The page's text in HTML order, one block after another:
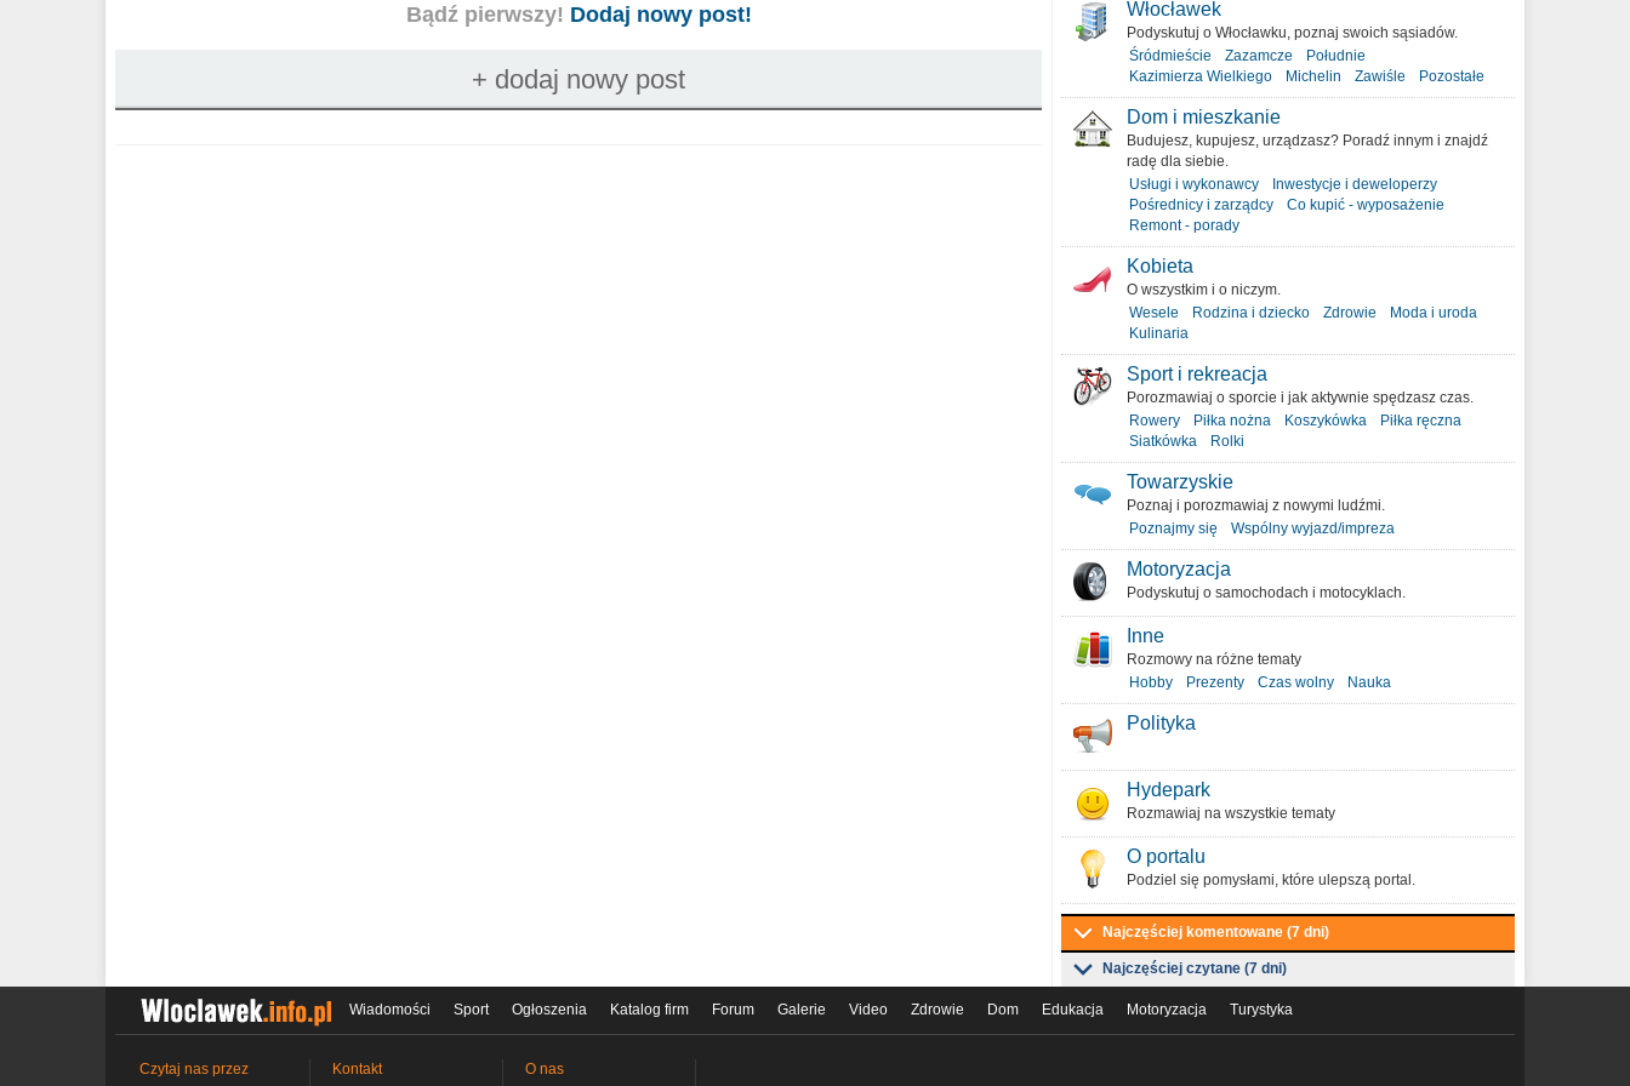
Bądź pierwszy! Dodaj nowy post! Włocławek
Podyskutuj o Włocławku, poznaj swoich sąsiadów.
Śródmieście
Zazamcze
Południe
Kazimierza Wielkiego
Michelin Zawiśle Pozostałe
Dom i mieszkanie
Budujesz, kupujesz, urządzasz? Poradź innym i znajdź
radę dla siebie.
Usługi i wykonawcy
Inwestycje i deweloperzy
Pośrednicy i zarządcy
Co kupić - wyposażenie
Remont - porady
Kobieta
O wszystkim i o niczym.
Wesele
Rodzina i dziecko Zdrowie
Moda i uroda
Kulinaria
Sport i rekreacja
Porozmawiaj o sporcie i jak aktywnie spędzasz czas.
Rowery
Piłka nożna Koszykówka
Piłka ręczna
Siatkówka
Rolki
Towarzyskie
Poznaj i porozmawiaj z nowymi ludźmi.
Poznajmy się
Wspólny wyjazd/impreza
Motoryzacja
Podyskutuj o samochodach i motocyklach.
Inne
Rozmowy na różne tematy
Hobby
Prezenty Czas wolny Nauka
Polityka
Hydepark
Rozmawiaj na wszystkie tematy
O portalu
Podziel się pomysłami, które ulepszą portal.
Najczęściej komentowane (7 dni)
Najczęściej czytane (7 dni)
Wiadomości Sport Ogłoszenia Katalog firm Forum Galerie Video Zdrowie Dom Edukacja Motoryzacja Turystyka
Czytaj nas przez Kontakt O nas